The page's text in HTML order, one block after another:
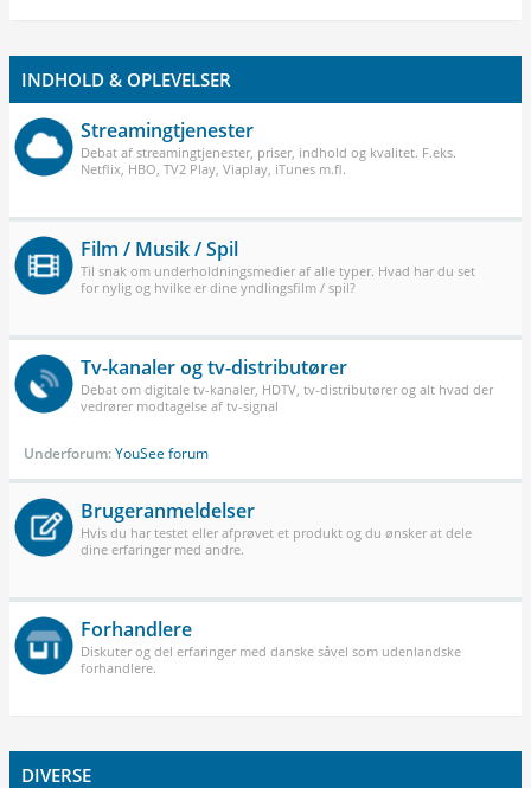
INDHOLD & OPLEVELSER
Streamingtjenester
Debat af streamingtjenester, priser, indhold og kvalitet. F.eks.
Netflix, HBO, TV2 Play, Viaplay, iTunes m.fl.
Film / Musik / Spil
Til snak om underholdningsmedier af alle typer. Hvad har du set
for nylig og hvilke er dine yndlingsfilm / spil?
Tv-kanaler og tv-distributører
Debat om digitale tv-kanaler, HDTV, tv-distributører og alt hvad der
vedrører modtagelse af tv-signal
Underforum:YouSee forum
Brugeranmeldelser
Hvis du har testet eller afprøvet et produkt og du ønsker at dele
dine erfaringer med andre.
Forhandlere
Diskuter og del erfaringer med danske såvel som udenlandske
forhandlere.
DIVERSE